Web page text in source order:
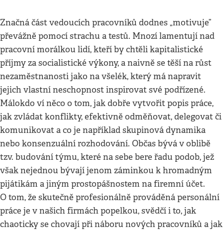
Značná část vedoucích pracovníků dodnes „motivuje”
převážně pomocí strachu a testů. Mnozí lamentují nad
pracovní morálkou lidí, kteří by chtěli kapitalistické
příjmy za socialistické výkony, a naivně se těší na růst
nezaměstnanosti jako na všelék, který má napravit
jejich vlastní neschopnost inspirovat své podřízené.
Málokdo ví něco o tom, jak dobře vytvořit popis práce,
jak zvládat konflikty, efektivně odměňovat, delegovat či
komunikovat a co je například skupinová dynamika
nebo konsenzuální rozhodování. Občas bývá v oblibě
tzv. budování týmu, které na sebe bere řadu podob, jež
však nejednou bývají jenom záminkou k hromadným
pijátikám a jiným prostopášnostem na firemní účet.
O tom, že skutečně profesionálně prováděná personální
práce je v našich firmách popelkou, svědčí i to, jak
chaoticky se chovají při náboru nových pracovníků a jak